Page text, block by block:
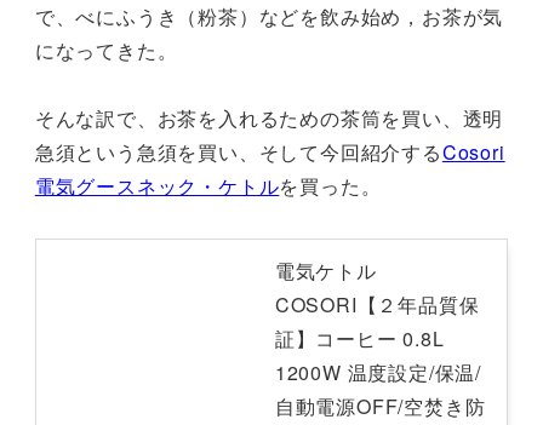
で、べにふうき（粉茶）などを飲み始め，お茶が気
になってきた。
そんな訳で、お茶を入れるための茶筒を買い、透明
急須という急須を買い、そして今回紹介するCosori
電気グースネック・ケトルを買った。
電気ケトル
COSORI【２年品質保
証】コーヒー 0.8L
1200W 温度設定/保温/
自動電源OFF/空焚き防